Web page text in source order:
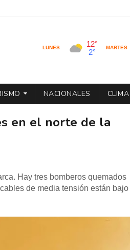
NACIONALES CLIMA
en el norte de la
Hay tres bomberos quemados
de media tensión están bajo